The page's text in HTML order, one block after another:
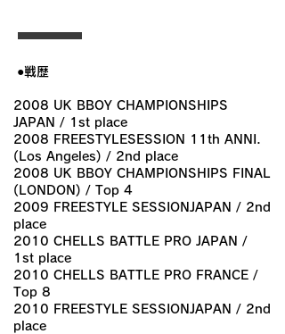
●戦歴
2008 UK BBOY CHAMPIONSHIPS
JAPAN / 1st place
2008 FREESTYLESESSION 11th ANNI.
(Los Angeles) / 2nd place
2008 UK BBOY CHAMPIONSHIPS FINAL
(LONDON) / Top 4
2009 FREESTYLE SESSIONJAPAN / 2nd
place
2010 CHELLS BATTLE PRO JAPAN /
1st place
2010 CHELLS BATTLE PRO FRANCE /
Top 8
2010 FREESTYLE SESSIONJAPAN / 2nd
place